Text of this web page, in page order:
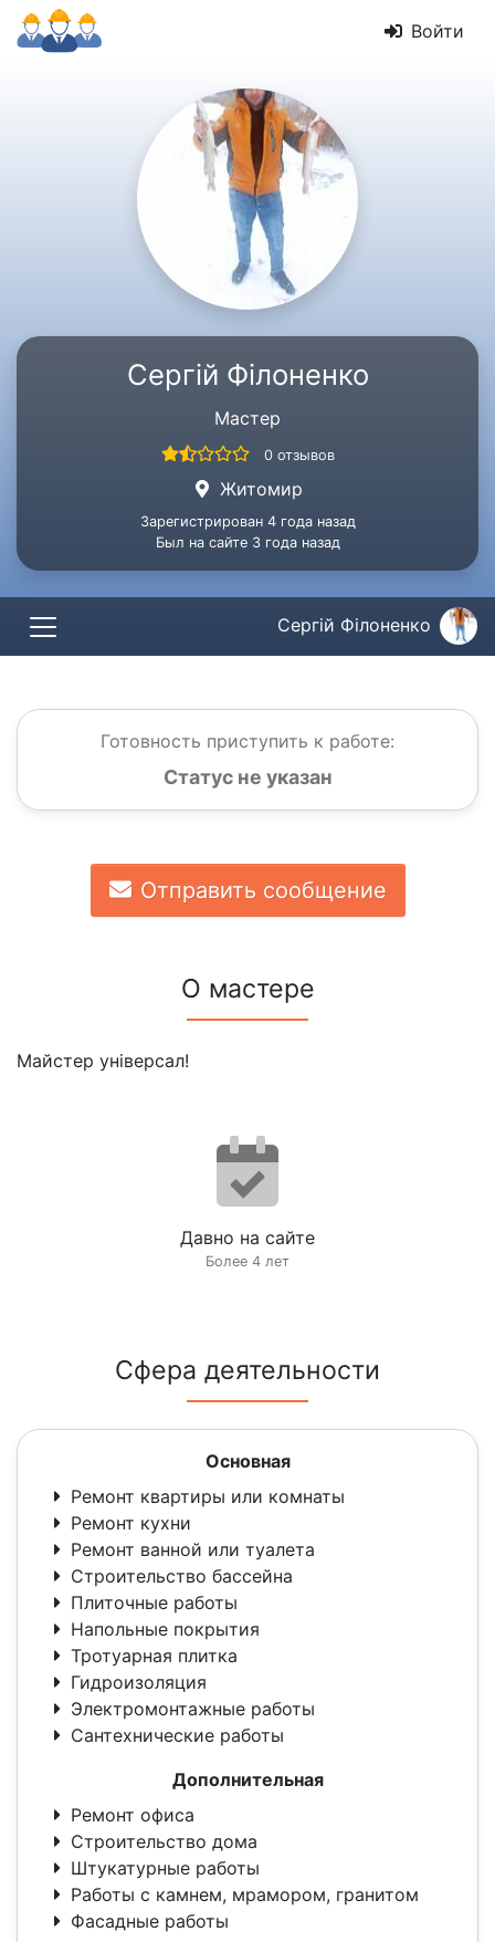
Войти
Сергій Філоненко
Мастер
0 отзывов
Житомир
Зарегистрирован 4 года назад
Был на сайте 3 года назад
Сергій Філоненко
Готовность приступить к работе:
Статус не указан
Отправить сообщение
О мастере
Майстер універсал!
Давно на сайте
Более 4 лет
Сфера деятельности
Основная
Ремонт квартиры или комнаты
Ремонт кухни
Ремонт ванной или туалета
Строительство бассейна
Плиточные работы
Напольные покрытия
Тротуарная плитка
Гидроизоляция
Электромонтажные работы
Сантехнические работы
Дополнительная
Ремонт офиса
Строительство дома
Штукатурные работы
Работы с камнем, мрамором, гранитом
Фасадные работы